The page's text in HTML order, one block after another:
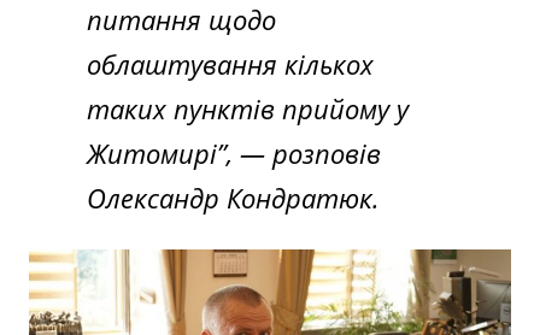
питання щодо
облаштування кількох
таких пунктів прийому у
Житомирі”, — розповів
Олександр Кондратюк.